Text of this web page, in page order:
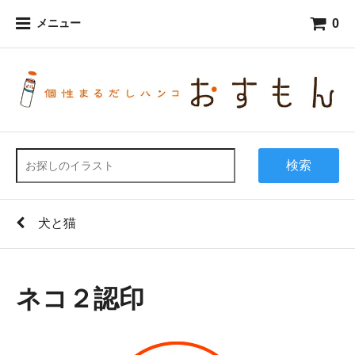
メニュー 0
検索
犬と猫
ネコ２認印